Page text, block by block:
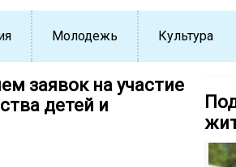
Молодежь Культура
заявок на участие
детей и